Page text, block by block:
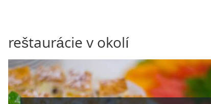
reštaurácie v okolí